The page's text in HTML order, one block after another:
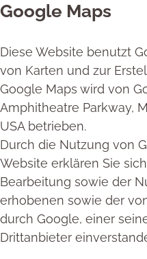
Google Maps
Diese Website benutzt
von Karten und zur
Google Maps wird von
Amphitheatre Parkway,
USA betrieben.
Durch die Nutzung von
Website erklären Sie
Bearbeitung sowie der
erhobenen sowie der
durch Google, einer
Drittanbieter